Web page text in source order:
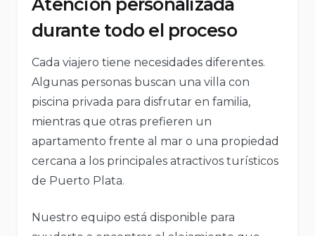
Atención personalizada
durante todo el proceso
Cada viajero tiene necesidades diferentes.
Algunas personas buscan una villa con
piscina privada para disfrutar en familia,
mientras que otras prefieren un
apartamento frente al mar o una propiedad
cercana a los principales atractivos turísticos
de Puerto Plata.
Nuestro equipo está disponible para